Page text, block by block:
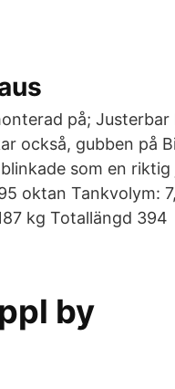
på;
också, gubben på
som en riktig
oktan Tankvolym:
kg Totallängd 394
by